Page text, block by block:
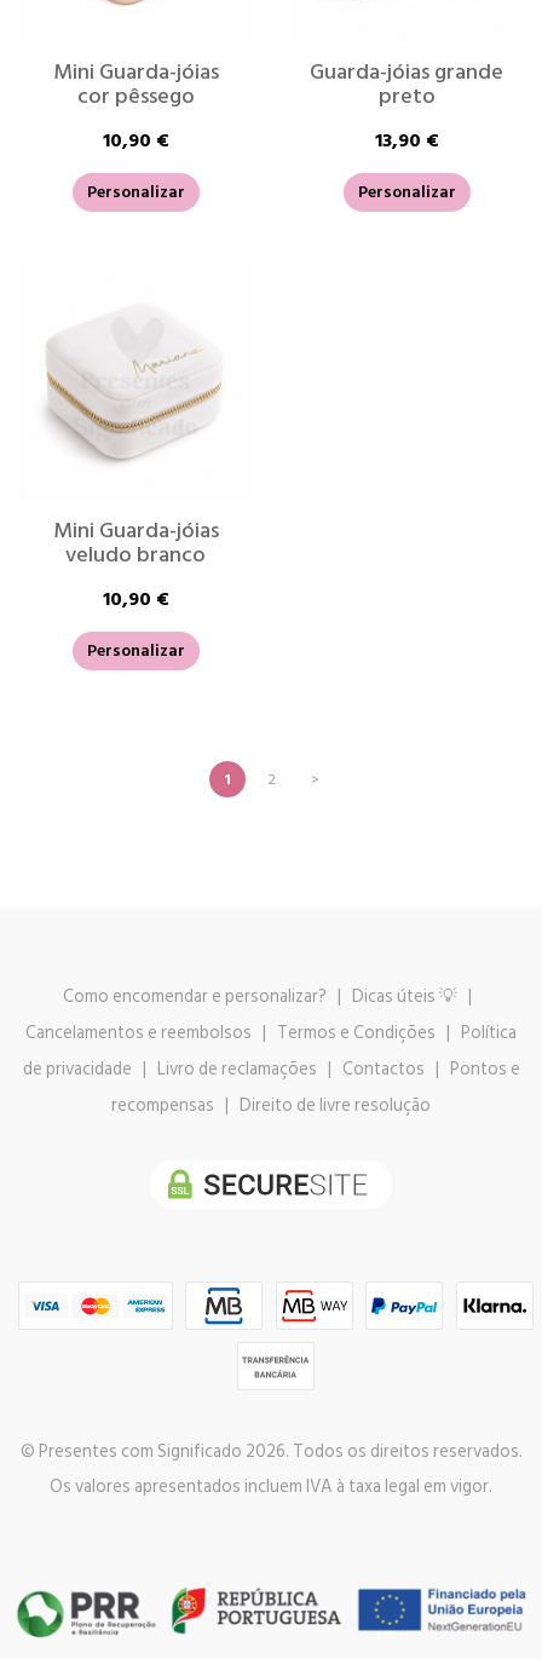
Mini Guarda-jóias
cor pêssego
10,90 €
Personalizar
Guarda-jóias grande
preto
13,90 €
Personalizar
Mini Guarda-jóias
veludo branco
10,90 €
Personalizar
1 2 >
Como encomendar e personalizar? | Dicas úteis 💡 |
Cancelamentos e reembolsos | Termos e Condições | Política
de privacidade | Livro de reclamações | Contactos | Pontos e
recompensas | Direito de livre resolução
© Presentes com Significado 2026. Todos os direitos reservados.
Os valores apresentados incluem IVA à taxa legal em vigor.